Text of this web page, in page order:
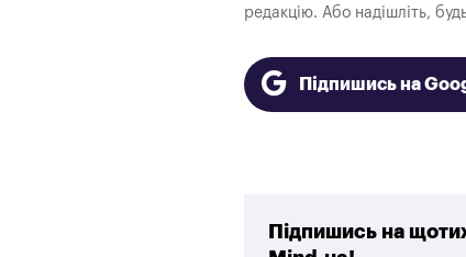
редакцію. Або надішліть,
Підпишись на
Підпишись на